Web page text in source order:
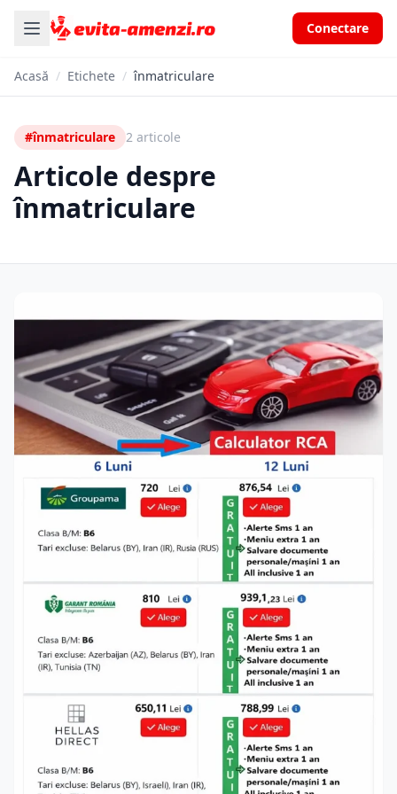
Conectare
Acasă / Etichete / înmatriculare
#înmatriculare 2 articole
Articole despre
înmatriculare